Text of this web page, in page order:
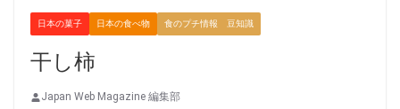
日本の菓子 日本の食べ物 食のプチ情報 豆知識
干し柿
Japan Web Magazine 編集部